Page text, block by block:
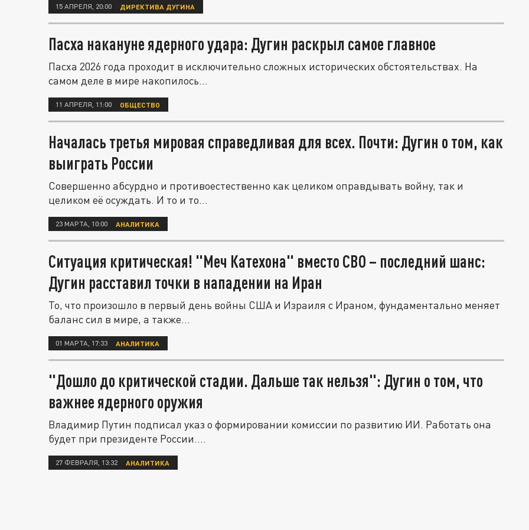
15 АПРЕЛЯ, 20:00 ДИРЕКТИВА ДУГИНА
Пасха накануне ядерного удара: Дугин раскрыл самое главное
Пасха 2026 года проходит в исключительно сложных исторических обстоятельствах. На
самом деле в мире накопилось...
11 АПРЕЛЯ, 11:00 ОБЩЕСТВО
Началась третья мировая справедливая для всех. Почти: Дугин о том, как
выиграть России
Совершенно абсурдно и противоестественно как целиком оправдывать войну, так и
целиком её осуждать. И то и то...
23 МАРТА, 10:00 АНАЛИТИКА
Ситуация критическая! "Меч Катехона" вместо СВО – последний шанс:
Дугин расставил точки в нападении на Иран
То, что произошло в первый день войны США и Израиля с Ираном, фундаментально меняет
баланс сил в мире, а также...
01 МАРТА, 17:33 АНАЛИТИКА
"Дошло до критической стадии. Дальше так нельзя": Дугин о том, что
важнее ядерного оружия
Владимир Путин подписал указ о формировании комиссии по развитию ИИ. Работать она
будет при президенте России....
27 ФЕВРАЛЯ, 13:32 АНАЛИТИКА